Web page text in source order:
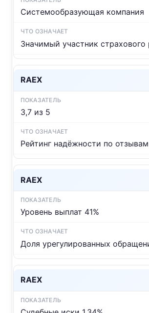
Системообразующая компания
Значимый участник страхового
RAEX
3,7 из 5
Рейтинг надёжности по
RAEX
Уровень выплат 41%
Доля урегулированных
RAEX